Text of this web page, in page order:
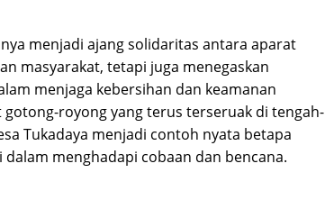
menjadi ajang solidaritas antara aparat
masyarakat, tetapi juga menegaskan
menjaga kebersihan dan keamanan
gotong-royong yang terus terseruak di tengah-
Tukadaya menjadi contoh nyata betapa
menghadapi cobaan dan bencana.